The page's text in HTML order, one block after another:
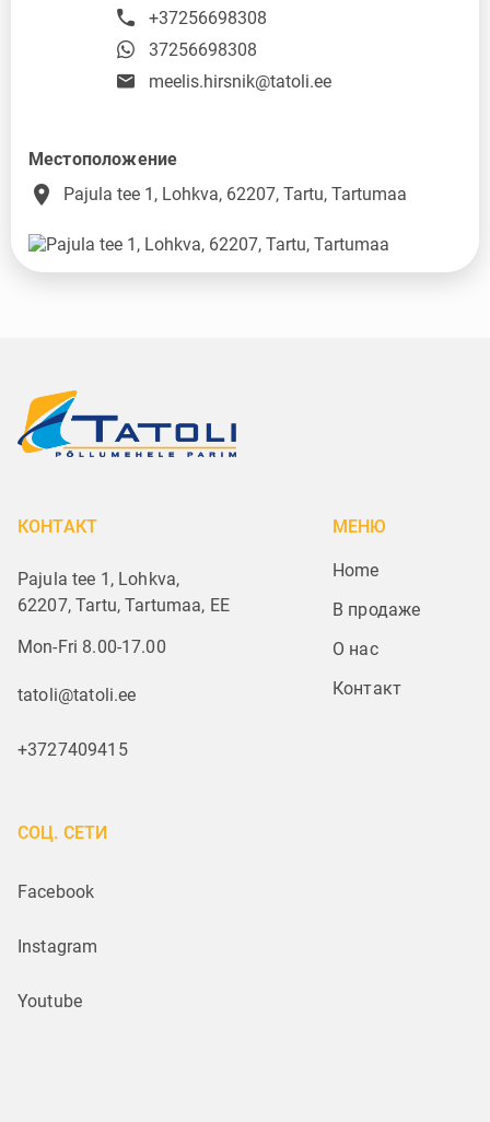
+37256698308
37256698308
meelis.hirsnik@tatoli.ee
Местоположение
place Pajula tee 1, Lohkva, 62207, Tartu, Tartumaa
КОНТАКТ
Pajula tee 1, Lohkva,
62207, Tartu, Tartumaa, EE
Mon-Fri 8.00-17.00
tatoli@tatoli.ee
+3727409415
МЕНЮ
Home
В продаже
О нас
Контакт
СОЦ. СЕТИ
Facebook
Instagram
Youtube